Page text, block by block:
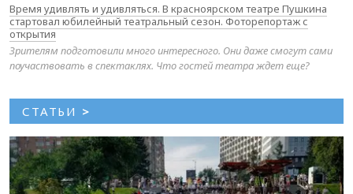
Время удивлять и удивляться. В красноярском театре Пушкина
стартовал юбилейный театральный сезон. Фоторепортаж с
открытия
Зрителям подготовили много интересного. Они даже смогут сами
поучаствовать в спектаклях. Что гостей театра ждет еще?
СТАТЬИ >